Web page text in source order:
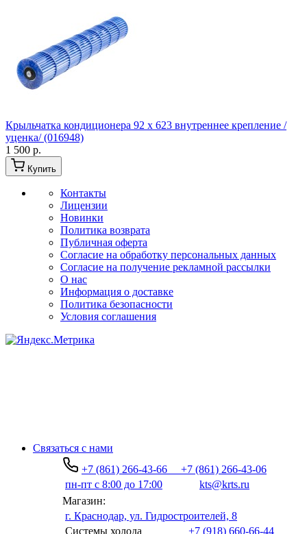
Крыльчатка кондиционера 92 x 623 внутреннее крепление /
уценка/ (016948)
1 500 р.
Купить
Контакты
Лицензии
Новинки
Политика возврата
Публичная оферта
Согласие на обработку персональных данных
Согласие на получение рекламной рассылки
О нас
Информация о доставке
Политика безопасности
Условия соглашения
Связаться с нами
+7 (861) 266-43-66
+7 (861) 266-43-06
пн-пт с 8:00 до 17:00
kts@krts.ru
Магазин:
г. Краснодар, ул. Гидростроителей, 8
Системы холода
+7 (918) 660-66-44